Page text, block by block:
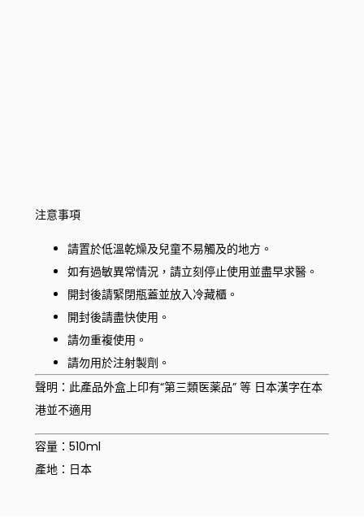
注意事項
請置於低溫乾燥及兒童不易觸及的地方。
如有過敏異常情況，請立刻停止使用並盡早求醫。
開封後請緊閉瓶蓋並放入冷藏櫃。
開封後請盡快使用。
請勿重複使用。
請勿用於注射製劑。
聲明：此產品外盒上印有“第三類医薬品” 等 日本漢字在本
港並不適用
容量：510ml
產地：日本